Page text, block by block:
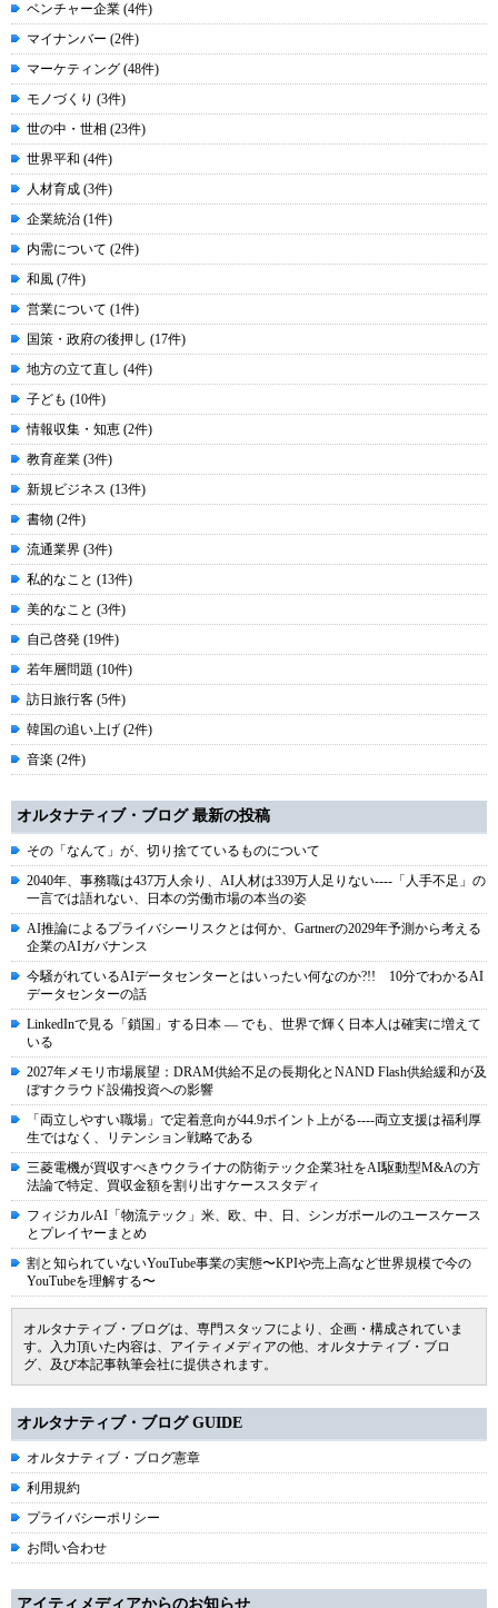
ベンチャー企業 (4件)
マイナンバー (2件)
マーケティング (48件)
モノづくり (3件)
世の中・世相 (23件)
世界平和 (4件)
人材育成 (3件)
企業統治 (1件)
内需について (2件)
和風 (7件)
営業について (1件)
国策・政府の後押し (17件)
地方の立て直し (4件)
子ども (10件)
情報収集・知恵 (2件)
教育産業 (3件)
新規ビジネス (13件)
書物 (2件)
流通業界 (3件)
私的なこと (13件)
美的なこと (3件)
自己啓発 (19件)
若年層問題 (10件)
訪日旅行客 (5件)
韓国の追い上げ (2件)
音楽 (2件)
オルタナティブ・ブログ 最新の投稿
その「なんて」が、切り捨てているものについて
2040年、事務職は437万人余り、AI人材は339万人足りない----「人手不足」の
一言では語れない、日本の労働市場の本当の姿
AI推論によるプライバシーリスクとは何か、Gartnerの2029年予測から考える
企業のAIガバナンス
今騒がれているAIデータセンターとはいったい何なのか?!! 10分でわかるAI
データセンターの話
LinkedInで見る「鎖国」する日本 ― でも、世界で輝く日本人は確実に増えて
いる
2027年メモリ市場展望：DRAM供給不足の長期化とNAND Flash供給緩和が及
ぼすクラウド設備投資への影響
「両立しやすい職場」で定着意向が44.9ポイント上がる----両立支援は福利厚
生ではなく、リテンション戦略である
三菱電機が買収すべきウクライナの防衛テック企業3社をAI駆動型M&Aの方
法論で特定、買収金額を割り出すケーススタディ
フィジカルAI「物流テック」米、欧、中、日、シンガポールのユースケース
とプレイヤーまとめ
割と知られていないYouTube事業の実態〜KPIや売上高など世界規模で今の
YouTubeを理解する〜
オルタナティブ・ブログは、専門スタッフにより、企画・構成されていま
す。入力頂いた内容は、アイティメディアの他、オルタナティブ・ブロ
グ、及び本記事執筆会社に提供されます。
オルタナティブ・ブログ GUIDE
オルタナティブ・ブログ憲章
利用規約
プライバシーポリシー
お問い合わせ
アイティメディアからのお知らせ